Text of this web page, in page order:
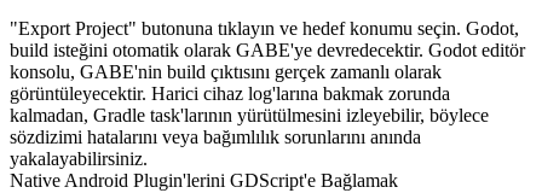
"Export Project" butonuna tıklayın ve hedef konumu seçin. Godot,
build isteğini otomatik olarak GABE'ye devredecektir. Godot editör
konsolu, GABE'nin build çıktısını gerçek zamanlı olarak
görüntüleyecektir. Harici cihaz log'larına bakmak zorunda
kalmadan, Gradle task'larının yürütülmesini izleyebilir, böylece
sözdizimi hatalarını veya bağımlılık sorunlarını anında
yakalayabilirsiniz.
Native Android Plugin'lerini GDScript'e Bağlamak